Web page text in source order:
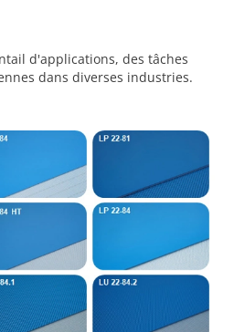
d'applications, des tâches
dans diverses industries.